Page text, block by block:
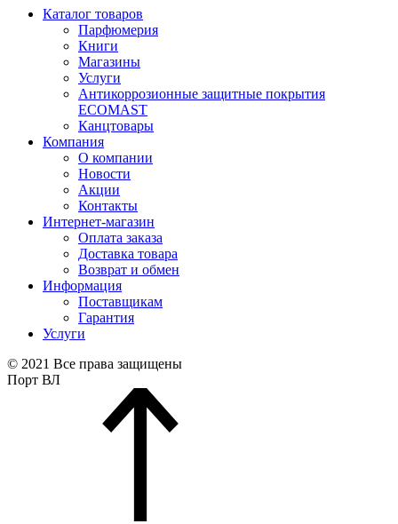
Каталог товаров
Парфюмерия
Книги
Магазины
Услуги
Антикоррозионные защитные покрытия
ECOMAST
Канцтовары
Компания
О компании
Новости
Акции
Контакты
Интернет-магазин
Оплата заказа
Доставка товара
Возврат и обмен
Информация
Поставщикам
Гарантия
Услуги
© 2021 Все права защищены
Порт ВЛ